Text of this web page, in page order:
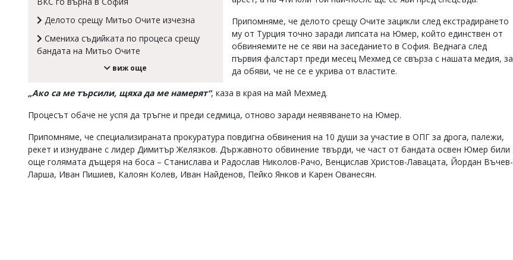
отговорност
обиден
сигнализирайте
Делото срещу Митьо Очите изчезна
Смениха съдийката по процеса срещу
бандата на Митьо Очите
виж още
Припомняме, че делото срещу Очите зацикли след екстрадирането
му от Турция точно заради липсата на Юмер, който единствен от
обвиняемите не се яви на заседанието в София. Веднага след
първия фалстарт преди месец Мехмед се свърза с нашата медия, за
да обяви, че не се е укрива от властите.
„Ако са ме търсили, щяха да ме намерят“, каза в края на май Мехмед.
Процесът обаче не успя да тръгне и преди седмица, отново заради неявяването на Юмер.
Припомняме, че специализираната прокуратура повдигна обвинения на 10 души за участие в ОПГ за дрога, палежи,
рекет и изнудване с лидер Димитър Желязков. Държавното обвинение твърди, че част от бандата освен Юмер били
още голямата дъщеря на боса – Станислава и Радослав Николов-Рачо, Венцислав Христов-Лавацата, Йордан Въчев-
Ларша, Иван Пишиев, Калоян Колев, Иван Найденов, Пейко Янков и Карен Ованесян.